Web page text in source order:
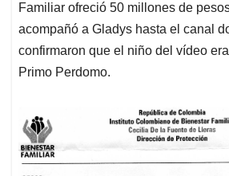
Familiar ofreció 50 millones de
acompañó a Gladys hasta el canal
confirmaron que el niño del vídeo
Primo Perdomo.